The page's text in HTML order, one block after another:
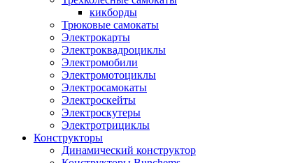
кикборды
Трюковые самокаты
Электрокарты
Электроквадроциклы
Электромобили
Электромотоциклы
Электросамокаты
Электроскейты
Электроскутеры
Электротрициклы
Конструкторы
Динамический конструктор